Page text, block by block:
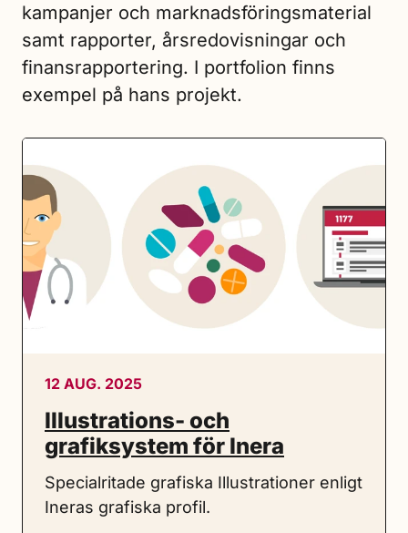
kampanjer och marknadsföringsmaterial
samt rapporter, årsredovisningar och
finansrapportering. I portfolion finns
exempel på hans projekt.
12 AUG. 2025
Illustrations- och
grafiksystem för Inera
Specialritade grafiska Illustrationer enligt
Ineras grafiska profil.